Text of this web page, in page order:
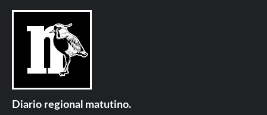
Diario regional matutino.